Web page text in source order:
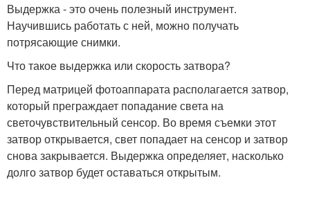
Выдержка - это очень полезный инструмент.
Научившись работать с ней, можно получать
потрясающие снимки.
Что такое выдержка или скорость затвора?
Перед матрицей фотоаппарата располагается затвор,
который преграждает попадание света на
светочувствительный сенсор. Во время съемки этот
затвор открывается, свет попадает на сенсор и затвор
снова закрывается. Выдержка определяет, насколько
долго затвор будет оставаться открытым.